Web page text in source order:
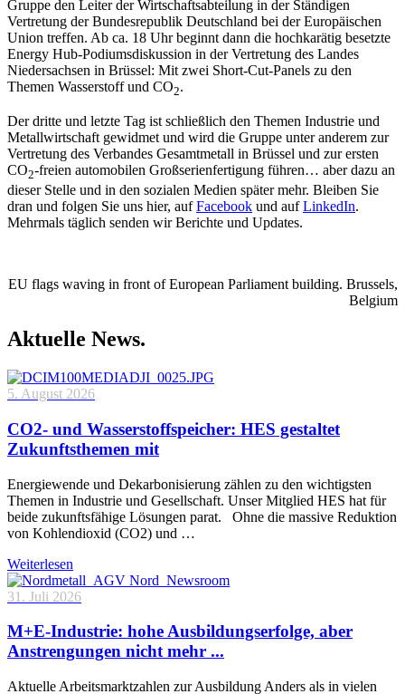
Gruppe den Leiter der Wirtschaftsabteilung in der Ständigen
Vertretung der Bundesrepublik Deutschland bei der Europäischen
Union treffen. Ab ca. 18 Uhr beginnt dann die hochkarätig besetzte
Energy Hub-Podiumsdiskussion in der Vertretung des Landes
Niedersachsen in Brüssel: Mit zwei Short-Cut-Panels zu den
Themen Wasserstoff und CO2.
Der dritte und letzte Tag ist schließlich den Themen Industrie und
Metallwirtschaft gewidmet und wird die Gruppe unter anderem zur
Vertretung des Verbandes Gesamtmetall in Brüssel und zur ersten
CO2-freien automobilen Großserienfertigung führen… aber dazu an
dieser Stelle und in den sozialen Medien später mehr. Bleiben Sie
dran und folgen Sie uns hier, aufFacebook und aufLinkedIn.
Mehrmals täglich senden wir Berichte und Updates.
EU flags waving in front of European Parliament building. Brussels,
Belgium
Aktuelle News.
5. August 2026
CO2- und Wasserstoffspeicher: HES gestaltet
Zukunftsthemen mit
Energiewende und Dekarbonisierung zählen zu den wichtigsten
Themen in Industrie und Gesellschaft. Unser Mitglied HES hat für
beide zukunftsfähige Lösungen parat. Ohne die massive Reduktion
von Kohlendioxid (CO2) und …
Weiterlesen
31. Juli 2026
M+E-Industrie: hohe Ausbildungserfolge, aber
Anstrengungen nicht mehr ...
Aktuelle Arbeitsmarktzahlen zur Ausbildung Anders als in vielen